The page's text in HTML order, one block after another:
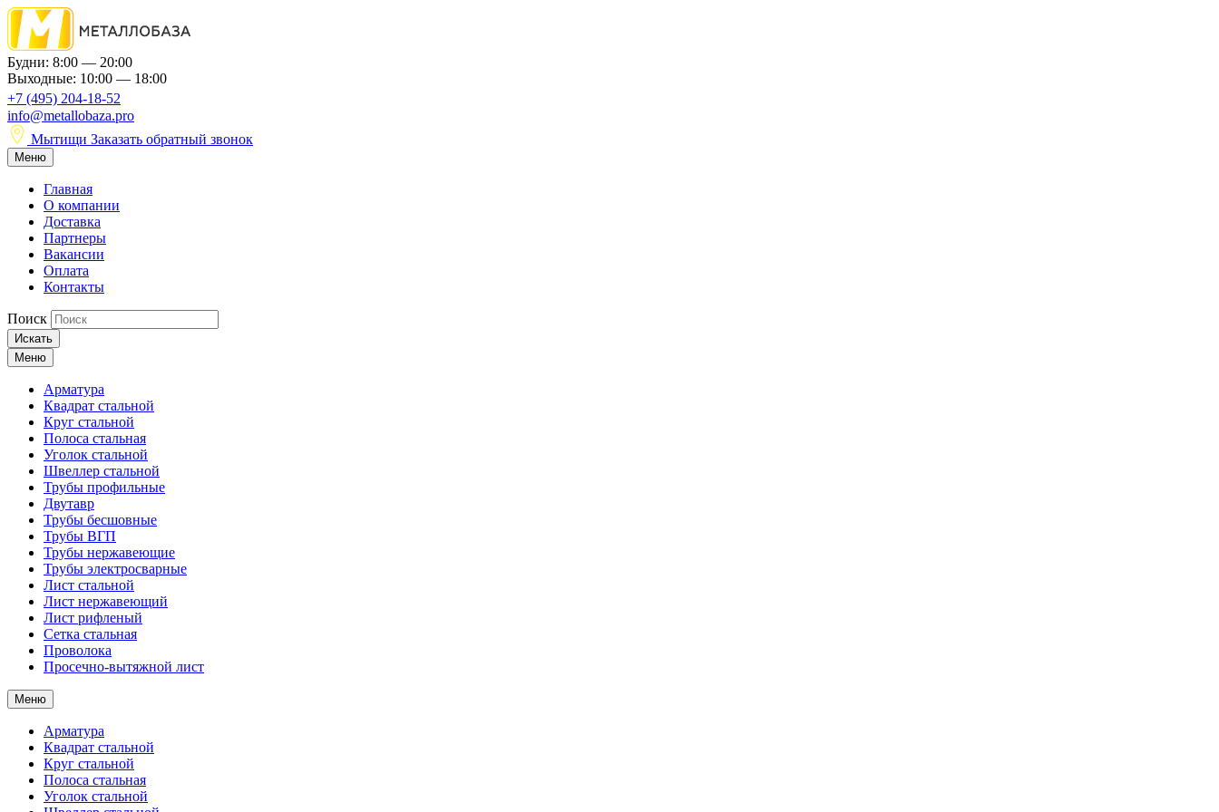
Будни: 8:00 — 20:00
Выходные: 10:00 — 18:00
+7 (495) 204-18-52
info@metallobaza.pro
Мытищи Заказать обратный звонок
Меню
Главная
О компании
Доставка
Партнеры
Вакансии
Оплата
Контакты
Поиск
Искать
Меню
Арматура
Квадрат стальной
Круг стальной
Полоса стальная
Уголок стальной
Швеллер стальной
Трубы профильные
Двутавр
Трубы бесшовные
Трубы ВГП
Трубы нержавеющие
Трубы электросварные
Лист стальной
Лист нержавеющий
Лист рифленый
Сетка стальная
Проволока
Просечно-вытяжной лист
Меню
Арматура
Квадрат стальной
Круг стальной
Полоса стальная
Уголок стальной